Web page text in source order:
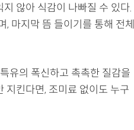
않아 식감이 나빠질 수 있다.
, 마지막 뜸 들이기를 통해 전체
유의 폭신하고 촉촉한 질감을
지킨다면, 조미료 없이도 누구